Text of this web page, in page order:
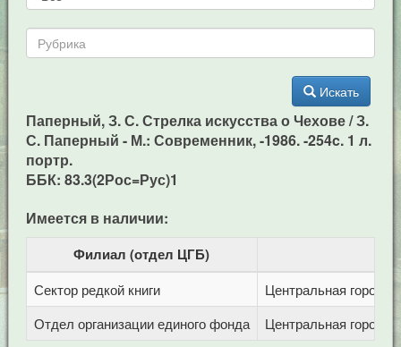
Искать
Паперный, З. С. Стрелка искусства о Чехове / З.
С. Паперный - М.: Современник, -1986. -254c. 1 л.
портр.
ББК: 83.3(2Рос=Рус)1
Имеется в наличии:
Филиал (отдел ЦГБ)
Сектор редкой книги
Центральная
Отдел организации единого фонда
Центральная